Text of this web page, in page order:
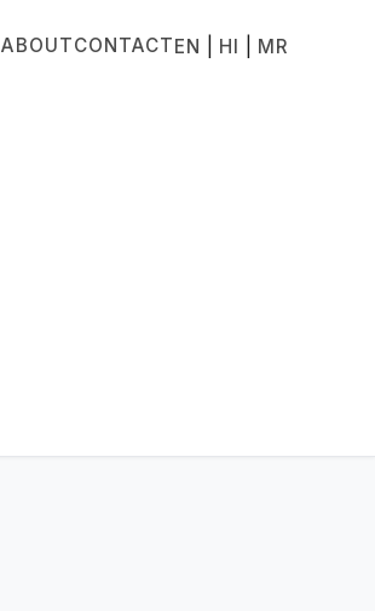
ABOUTCONTACTEN HI MR